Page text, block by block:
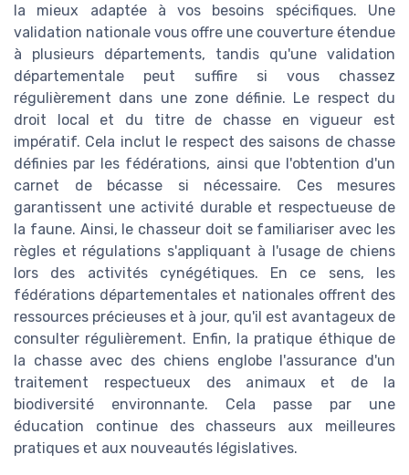
la mieux adaptée à vos besoins spécifiques. Une
validation nationale vous offre une couverture étendue
à plusieurs départements, tandis qu'une validation
départementale peut suffire si vous chassez
régulièrement dans une zone définie. Le respect du
droit local et du titre de chasse en vigueur est
impératif. Cela inclut le respect des saisons de chasse
définies par les fédérations, ainsi que l'obtention d'un
carnet de bécasse si nécessaire. Ces mesures
garantissent une activité durable et respectueuse de
la faune. Ainsi, le chasseur doit se familiariser avec les
règles et régulations s'appliquant à l'usage de chiens
lors des activités cynégétiques. En ce sens, les
fédérations départementales et nationales offrent des
ressources précieuses et à jour, qu'il est avantageux de
consulter régulièrement. Enfin, la pratique éthique de
la chasse avec des chiens englobe l'assurance d'un
traitement respectueux des animaux et de la
biodiversité environnante. Cela passe par une
éducation continue des chasseurs aux meilleures
pratiques et aux nouveautés législatives.